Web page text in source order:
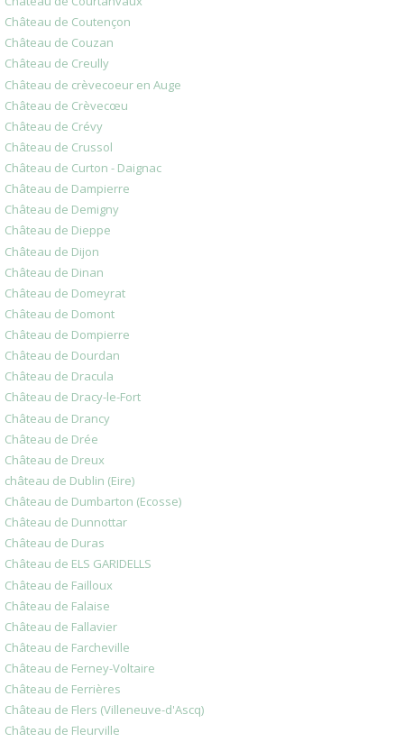
Château de Coutençon
Château de Couzan
Château de Creully
Château de crèvecoeur en Auge
Château de Crèvecœu
Château de Crévy
Château de Crussol
Château de Curton - Daignac
Château de Dampierre
Château de Demigny
Château de Dieppe
Château de Dijon
Château de Dinan
Château de Domeyrat
Château de Domont
Château de Dompierre
Château de Dourdan
Château de Dracula
Château de Dracy-le-Fort
Château de Drancy
Château de Drée
Château de Dreux
château de Dublin (Eire)
Château de Dumbarton (Ecosse)
Château de Dunnottar
Château de Duras
Château de ELS GARIDELLS
Château de Failloux
Château de Falaise
Château de Fallavier
Château de Farcheville
Château de Ferney-Voltaire
Château de Ferrières
Château de Flers (Villeneuve-d'Ascq)
Château de Fleurville